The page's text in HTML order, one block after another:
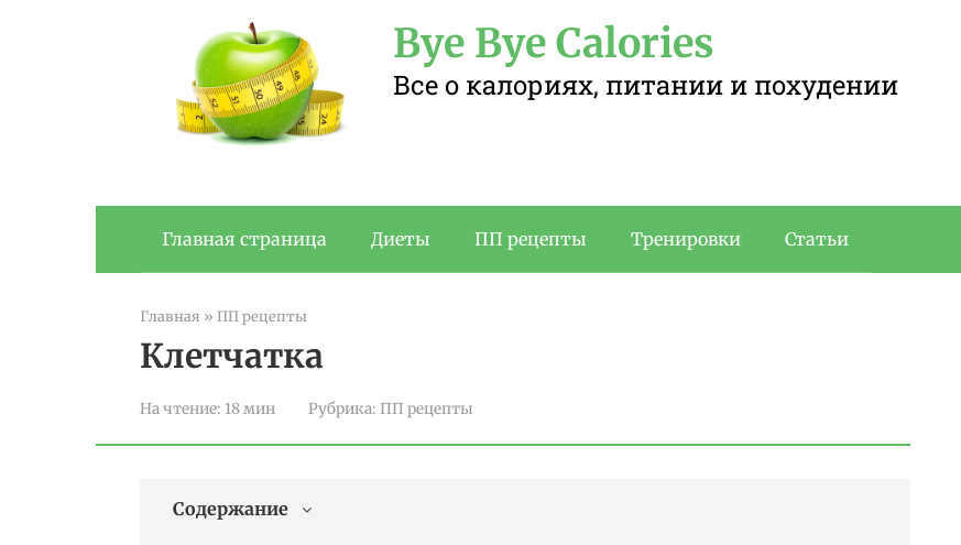
Bye Bye Calories
Все о калориях, питании и похудении
Главная страница Диеты ПП рецепты Тренировки Статьи
Главная » ПП рецепты
Клетчатка
На чтение: 18 мин Рубрика: ПП рецепты
Содержание